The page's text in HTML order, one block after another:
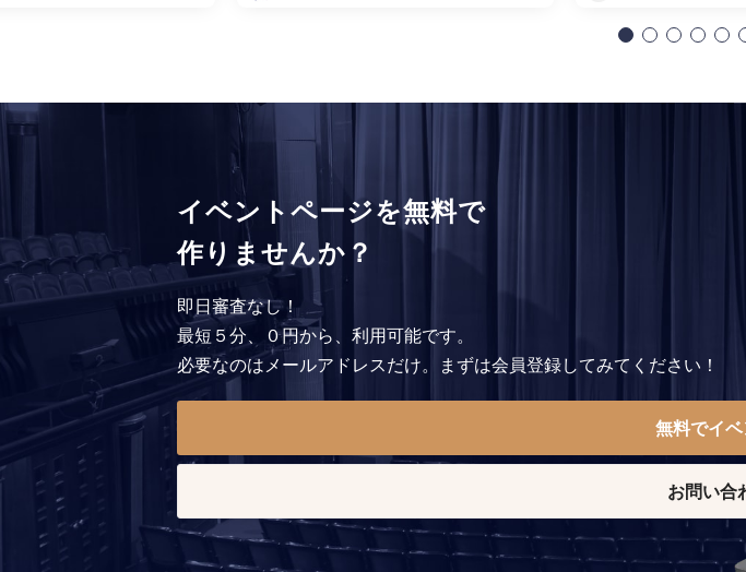
イベントページを無料で
作りませんか？
即日審査なし！
最短５分、０円から、利用可能です。
必要なのはメールアドレスだけ。まずは会員登録してみてください！
無料でイ
お問い合